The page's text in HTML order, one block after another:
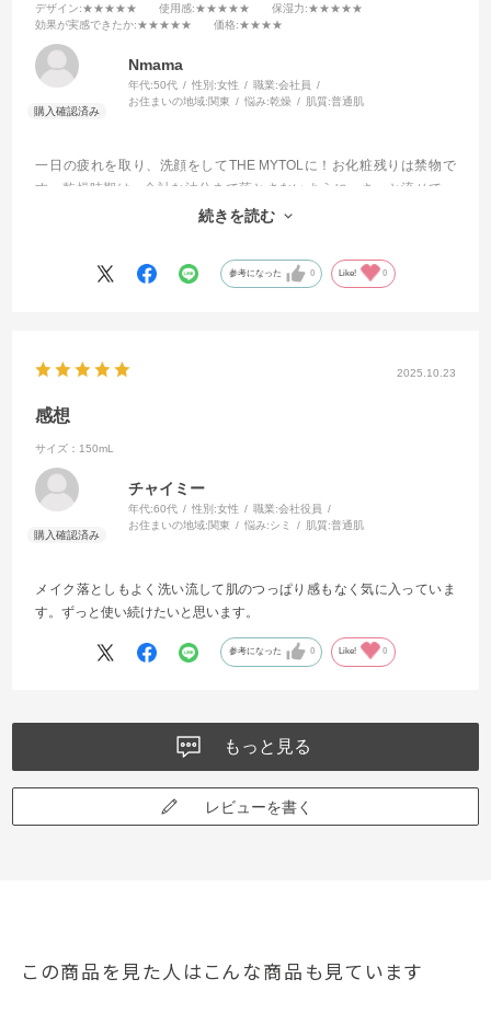
デザイン:★★★★★ 使用感:★★★★★ 保湿力:★★★★★
効果が実感できたか:★★★★★ 価格:★★★★
Nmama
年代:50代 性別:女性 職業:会社員
お住まいの地域:関東 悩み:乾燥 肌質:普通肌
一日の疲れを取り、洗顔をしてTHE MYTOLに！お化粧残りは禁物で
す。乾燥時期は、余計な油分まで落とさないように、さっと流せて。
べとべとしたり、つっぱたりすることが無い。いろいろと試したけ
続きを読む
参考になった 0 Like! 0
2025.10.23
感想
サイズ：150mL
チャイミー
年代:60代 性別:女性 職業:会社役員
お住まいの地域:関東 悩み:シミ 肌質:普通肌
メイク落としもよく洗い流して肌のつっぱり感もなく気に入っていま
す。ずっと使い続けたいと思います。
参考になった 0 Like! 0
もっと見る
レビューを書く
この商品を見た人はこんな商品も見ています